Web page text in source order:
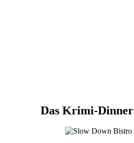
Das Krimi-